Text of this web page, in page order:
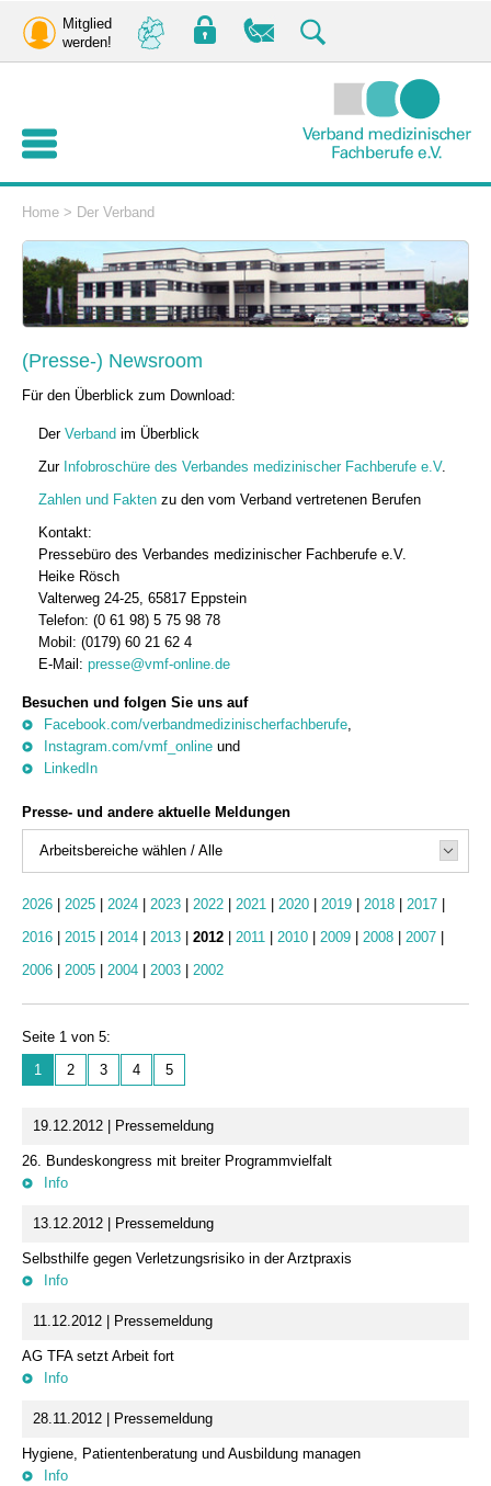
Mitglied
werden!
Home > Der Verband
(Presse-) Newsroom
Für den Überblick zum Download:
Der Verband im Überblick
Zur Infobroschüre des Verbandes medizinischer Fachberufe e.V.
Zahlen und Fakten zu den vom Verband vertretenen Berufen
Kontakt:
Pressebüro des Verbandes medizinischer Fachberufe e.V.
Heike Rösch
Valterweg 24-25, 65817 Eppstein
Telefon: (0 61 98) 5 75 98 78
Mobil: (0179) 60 21 62 4
E-Mail: presse@vmf-online.de
Besuchen und folgen Sie uns auf
Facebook.com/verbandmedizinischerfachberufe,
Instagram.com/vmf_online und
LinkedIn
Presse- und andere aktuelle Meldungen
Arbeitsbereiche wählen / Alle
2026 2025 2024 2023 2022 2021 2020 2019 2018 2017
2016
2015 2014 2013 2012 2011 2010 2009 2008 2007
2006
2005 2004 2003 2002
Seite 1 von 5:
1
2 3 4 5
19.12.2012 | Pressemeldung
26. Bundeskongress mit breiter Programmvielfalt
Info
13.12.2012 | Pressemeldung
Selbsthilfe gegen Verletzungsrisiko in der Arztpraxis
Info
11.12.2012 | Pressemeldung
AG TFA setzt Arbeit fort
Info
28.11.2012 | Pressemeldung
Hygiene, Patientenberatung und Ausbildung managen
Info